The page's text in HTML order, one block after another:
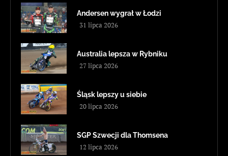
Andersen wygrał w Łodzi
31 lipca 2026
Australia lepsza w Rybniku
27 lipca 2026
Śląsk lepszy u siebie
20 lipca 2026
SGP Szwecji dla Thomsena
12 lipca 2026